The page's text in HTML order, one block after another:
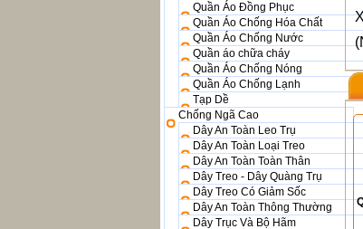
Quần Áo Đồng Phục
Quần Áo Chống Hóa Chất
Quần Áo Chống Nước
Quần áo chữa cháy
Quần Áo Chống Nóng
Quần Áo Chống Lạnh
Tạp Dề
Chống Ngã Cao
Dây An Toàn Leo Trụ
Dây An Toàn Loại Treo
Dây An Toàn Toàn Thân
Dây Treo - Dây Quàng Trụ
Dây Treo Có Giảm Sốc
Dây An Toàn Thông Thường
Dây Trục Và Bộ Hãm